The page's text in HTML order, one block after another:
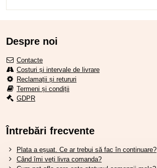
Despre noi
Contacte
Costuri și intervale de livrare
Reclamații și retururi
Termeni și condiții
GDPR
Întrebări frecvente
Plata a eșuat. Ce ar trebui să fac în continuare?
Când îmi veți livra comanda?